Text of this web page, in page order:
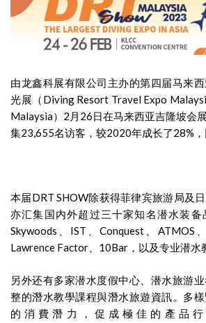
由龙鑫科展有限公司主办的第四届马来
光展（Diving Resort Travel Expo
Malaysia）2月26日在马来西亚吉隆坡会
集23,655名访客，较2020年成长了28%，
本届DRT SHOW除获得菲律宾旅游局及
亦汇集国内外超过三十家知名潜水装备
Skywoods、IST、Conquest、ATMOS、
Lawrence Factor、10Bar，以及专业潜水
另外还有多家潜水度假中心、潜水旅游
整的潛水教學課程與潛水旅遊資訊。多
的消費潛力，促成極佳的產品行